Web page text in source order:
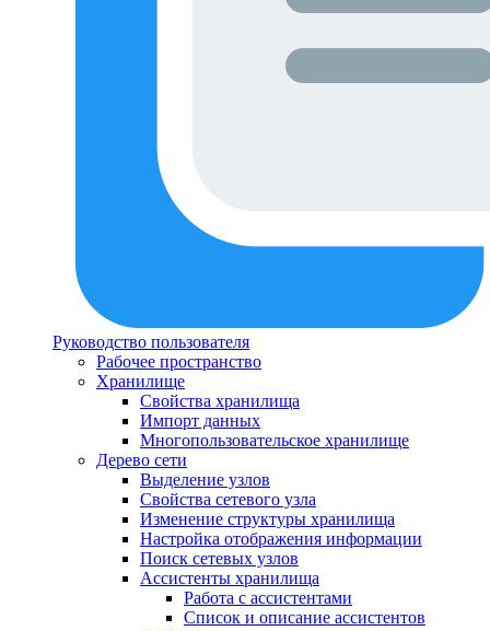
Руководство пользователя
Рабочее пространство
Хранилище
Свойства хранилища
Импорт данных
Многопользовательское хранилище
Дерево сети
Выделение узлов
Свойства сетевого узла
Изменение структуры хранилища
Настройка отображения информации
Поиск сетевых узлов
Ассистенты хранилища
Работа с ассистентами
Список и описание ассистентов